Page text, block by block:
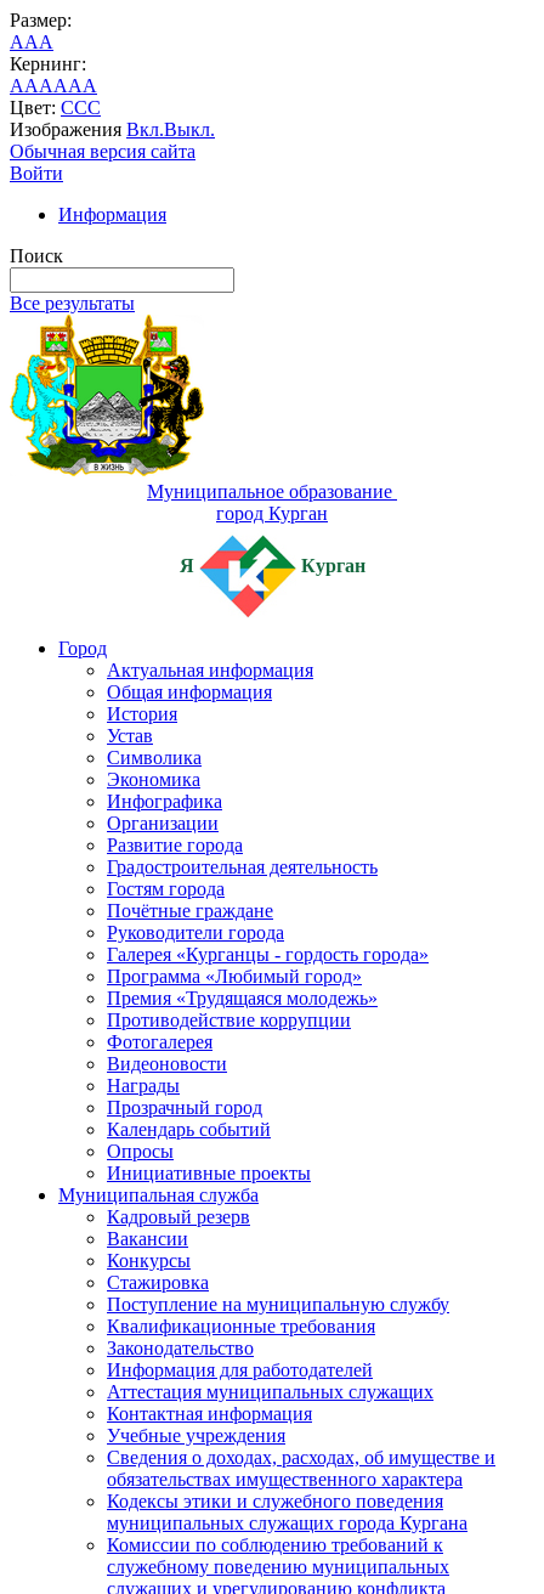
Размер:
AAA
Кернинг:
AAAAAA
Цвет: CCC
Изображения Вкл.Выкл.
Обычная версия сайта
Войти
Информация
Поиск
Все результаты
Муниципальное образование
город Курган
Я Курган
Город
Актуальная информация
Общая информация
История
Устав
Символика
Экономика
Инфографика
Организации
Развитие города
Градостроительная деятельность
Гостям города
Почётные граждане
Руководители города
Галерея «Курганцы - гордость города»
Программа «Любимый город»
Премия «Трудящаяся молодежь»
Противодействие коррупции
Фотогалерея
Видеоновости
Награды
Прозрачный город
Календарь событий
Опросы
Инициативные проекты
Муниципальная служба
Кадровый резерв
Вакансии
Конкурсы
Стажировка
Поступление на муниципальную службу
Квалификационные требования
Законодательство
Информация для работодателей
Аттестация муниципальных служащих
Контактная информация
Учебные учреждения
Сведения о доходах, расходах, об имуществе и
обязательствах имущественного характера
Кодексы этики и служебного поведения
муниципальных служащих города Кургана
Комиссии по соблюдению требований к
служебному поведению муниципальных
служащих и урегулированию конфликта